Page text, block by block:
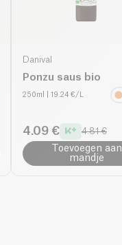
Danival
Ponzu saus bio
250ml | 19.24 €/L
4.09 € 4.81 €
Toevoegen aan
mandje